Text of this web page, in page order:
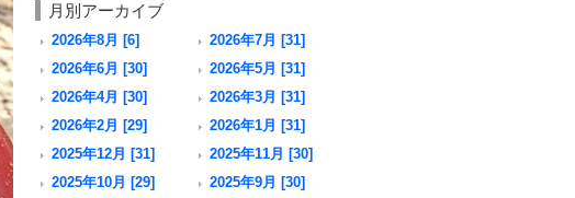
月別アーカイブ
2026年8月 [6]
2026年7月 [31]
2026年6月 [30]
2026年5月 [31]
2026年4月 [30]
2026年3月 [31]
2026年2月 [29]
2026年1月 [31]
2025年12月 [31]
2025年11月 [30]
2025年10月 [29]
2025年9月 [30]